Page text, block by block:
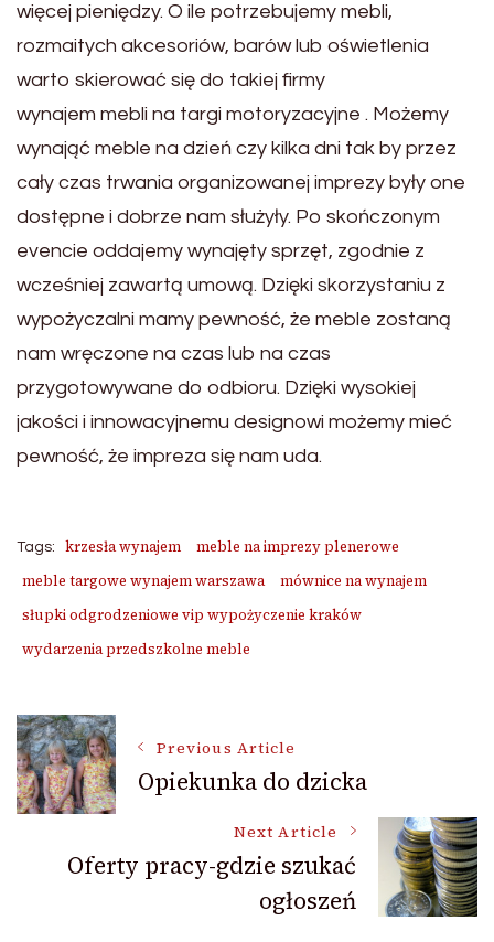
więcej pieniędzy. O ile potrzebujemy mebli,
rozmaitych akcesoriów, barów lub oświetlenia
warto skierować się do takiej firmy
wynajem mebli na targi motoryzacyjne . Możemy
wynająć meble na dzień czy kilka dni tak by przez
cały czas trwania organizowanej imprezy były one
dostępne i dobrze nam służyły. Po skończonym
evencie oddajemy wynajęty sprzęt, zgodnie z
wcześniej zawartą umową. Dzięki skorzystaniu z
wypożyczalni mamy pewność, że meble zostaną
nam wręczone na czas lub na czas
przygotowywane do odbioru. Dzięki wysokiej
jakości i innowacyjnemu designowi możemy mieć
pewność, że impreza się nam uda.
Tags: krzesła wynajem
meble na imprezy plenerowe
meble targowe wynajem warszawa
mównice na wynajem
słupki odgrodzeniowe vip wypożyczenie kraków
wydarzenia przedszkolne meble
Post
Navigation
Previous Article
Opiekunka do dzicka
Next Article
Oferty pracy-gdzie szukać
ogłoszeń